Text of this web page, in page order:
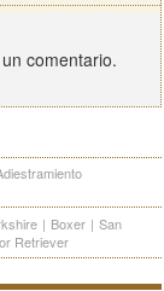
comentario.
| Boxer | San
Retriever